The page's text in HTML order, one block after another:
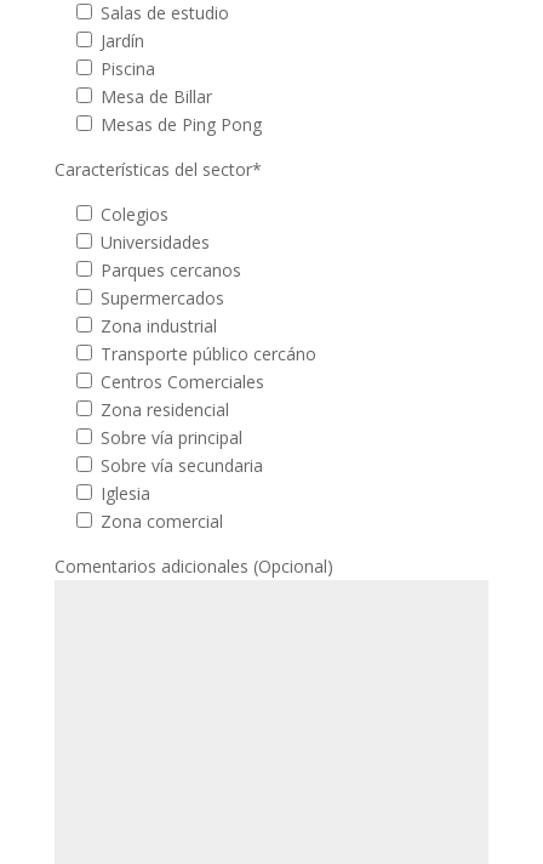
Salas de estudio
Jardín
Piscina
Mesa de Billar
Mesas de Ping Pong
Características del sector*
Colegios
Universidades
Parques cercanos
Supermercados
Zona industrial
Transporte público cercáno
Centros Comerciales
Zona residencial
Sobre vía principal
Sobre vía secundaria
Iglesia
Zona comercial
Comentarios adicionales (Opcional)